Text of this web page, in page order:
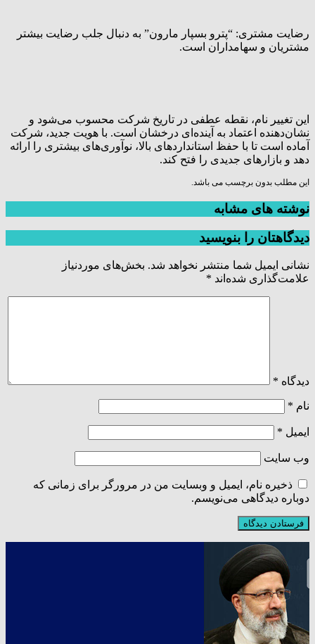
رضایت مشتری: “پترو بسپار مارون” به دنبال جلب رضایت بیشتر
مشتریان و سهامداران است.
این تغییر نام، نقطه عطفی در تاریخ شرکت محسوب می‌شود و
نشان‌دهنده اعتماد به آینده‌ای درخشان است. با هویت جدید، شرکت
آماده است تا با حفظ استانداردهای بالا، نوآوری‌های بیشتری را ارائه
دهد و بازارهای جدیدی را فتح کند.
این مطلب بدون برچسب می باشد.
نوشته های مشابه
دیدگاهتان را بنویسید
نشانی ایمیل شما منتشر نخواهد شد. بخش‌های موردنیاز
علامت‌گذاری شده‌اند *
دیدگاه *
نام *
ایمیل *
وب‌ سایت
ذخیره نام، ایمیل و وبسایت من در مرورگر برای زمانی که
دوباره دیدگاهی می‌نویسم.